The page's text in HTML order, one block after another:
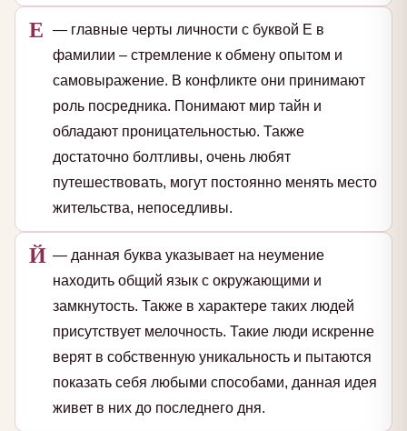
Е
— главные черты личности с буквой Е в
фамилии – стремление к обмену опытом и
самовыражение. В конфликте они принимают
роль посредника. Понимают мир тайн и
обладают проницательностью. Также
достаточно болтливы, очень любят
путешествовать, могут постоянно менять место
жительства, непоседливы.
Й — данная буква указывает на неумение
находить общий язык с окружающими и
замкнутость. Также в характере таких людей
присутствует мелочность. Такие люди искренне
верят в собственную уникальность и пытаются
показать себя любыми способами, данная идея
живет в них до последнего дня.